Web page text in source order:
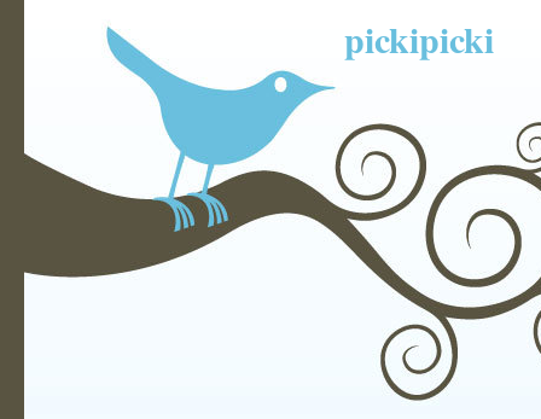
pickipicki